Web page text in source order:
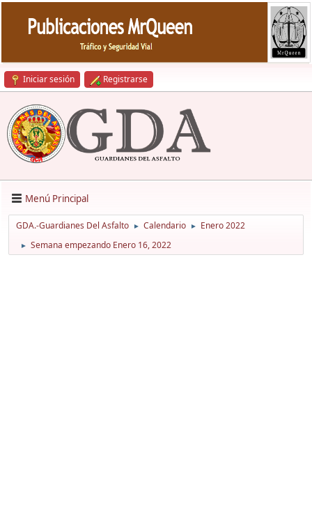
Iniciar sesión Registrarse
Menú Principal
GDA.-Guardianes Del Asfalto ► Calendario ► Enero 2022
► Semana empezando Enero 16, 2022